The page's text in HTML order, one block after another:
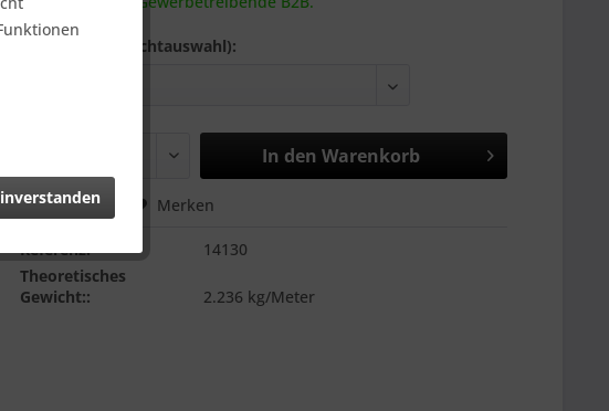
Lieferlänge (Pflichtauswahl):
In den Warenkorb
Vergleichen Merken
Referenz:
14130
Theoretisches
Gewicht::
2.236 kg/Meter